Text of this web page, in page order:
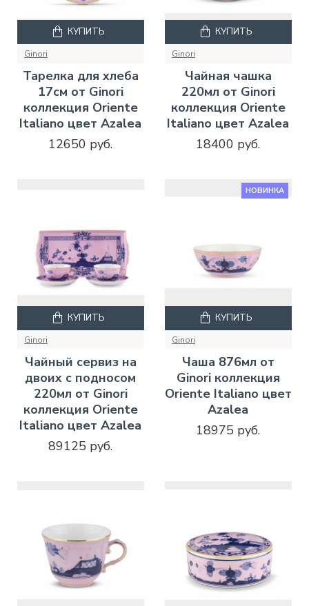
Ginori
Тарелка для хлеба
17см от Ginori
коллекция Oriente
Italiano цвет Azalea
12650 руб.
КУПИТЬ
Ginori
Чайная чашка
220мл от Ginori
коллекция Oriente
Italiano цвет Azalea
18400 руб.
КУПИТЬ
Ginori
Чайный сервиз на
двоих с подносом
220мл от Ginori
коллекция Oriente
Italiano цвет Azalea
89125 руб.
КУПИТЬ
НОВИНКА
Ginori
Чаша 876мл от
Ginori коллекция
Oriente Italiano цвет
Azalea
18975 руб.
КУПИТЬ